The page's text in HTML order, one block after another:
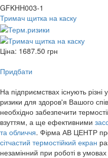
GFKHH003-1
Тримач щитка на каску
Ціна: 1687.50 грн
Придбати
На підприємствах існують різні
ризики для здоров'я Вашого
необхідно забезпечити
взуттям, а ще ефективними
та обличчя. Фірма АВ ЦЕНТР
сітчастий термостійкий екран
незамінний при роботі в